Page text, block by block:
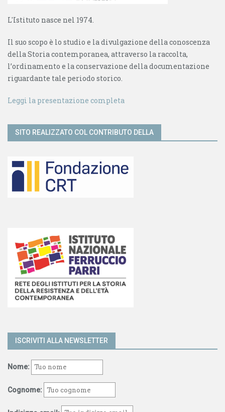
L'Istituto nasce nel 1974.
Il suo scopo è lo studio e la divulgazione della conoscenza
della Storia contemporanea, attraverso la raccolta,
l’ordinamento e la conservazione della documentazione
riguardante tale periodo storico.
Leggi la presentazione completa
SITO REALIZZATO COL CONTRIBUTO DELLA
ISCRIVITI ALLA NEWSLETTER
Nome:
Cognome: